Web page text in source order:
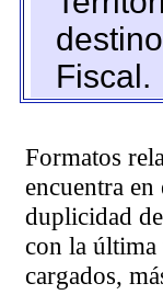
Fiscal.
Formatos
encuentra en
duplicidad
con la última
cargados,